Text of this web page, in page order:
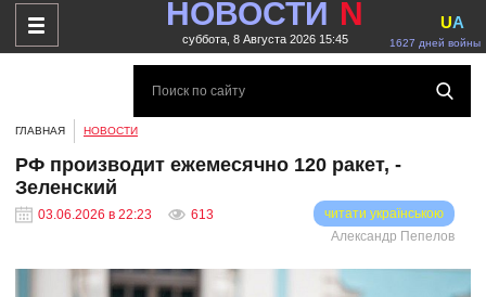
НОВОСТИ N
суббота, 8 Августа 2026 15:45 1627 дней войны
UA
ГЛАВНАЯ НОВОСТИ
РФ производит ежемесячно 120 ракет, -
Зеленский
03.06.2026 в 22:23 613
читати українською
Александр Пепелов